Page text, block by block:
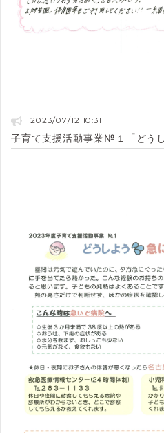
2023/07/12 10:31
子育て支援活動事業№１「どう